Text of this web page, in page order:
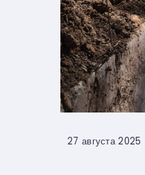
27 августа 2025